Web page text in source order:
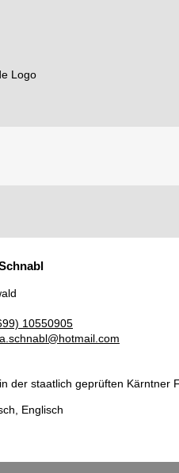
10550905
der staatlich geprüften Kärntner
Englisch